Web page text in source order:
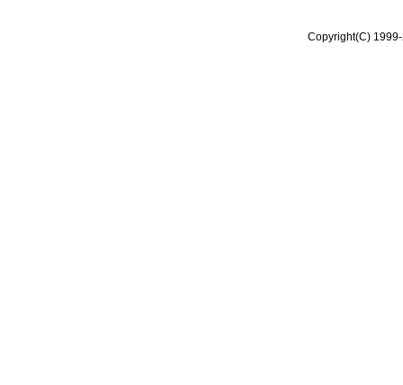
Copyright(C)